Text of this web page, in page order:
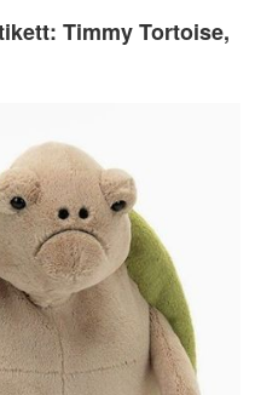
Timmy Tortoise,